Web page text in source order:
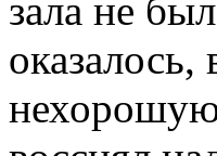
зала не
оказалось,
нехорошую